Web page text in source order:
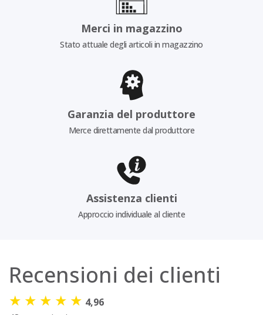
Merci in magazzino
Stato attuale degli articoli in magazzino
Garanzia del produttore
Merce direttamente dal produttore
Assistenza clienti
Approccio individuale al cliente
Recensioni dei clienti
★ ★ ★ ★ ★ 4,96